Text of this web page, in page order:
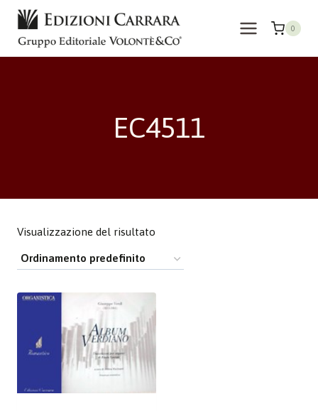
Salta
contenuto
0
EC4511
Visualizzazione del risultato